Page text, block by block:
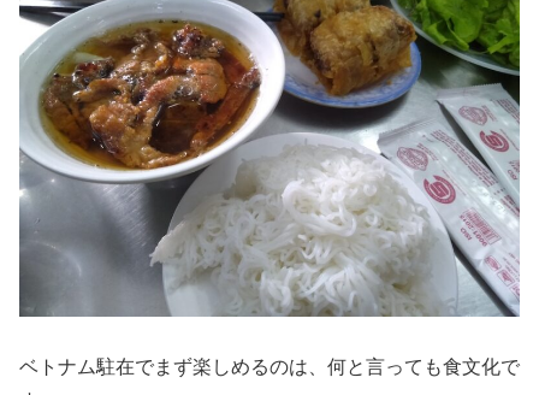
ベトナム駐在でまず楽しめるのは、何と言っても食文化で